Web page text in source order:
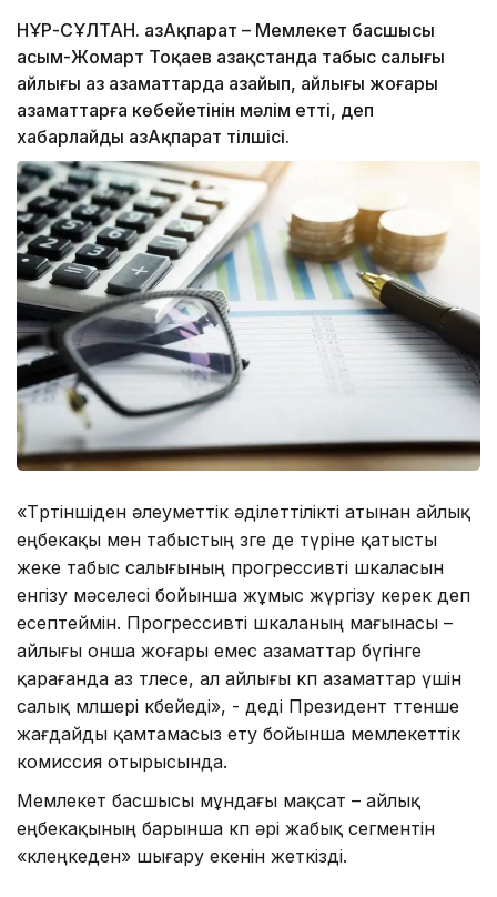
НҰР-СҰЛТАН. ҚазАқпарат – Мемлекет басшысы
Қасым-Жомарт Тоқаев Қазақстанда табыс салығы
айлығы аз азаматтарда азайып, айлығы жоғары
азаматтарға көбейетінін мәлім етті, деп
хабарлайды ҚазАқпарат тілшісі.
«Төртіншіден әлеуметтік әділеттілікті атынан айлық
еңбекақы мен табыстың өзге де түріне қатысты
жеке табыс салығының прогрессивті шкаласын
енгізу мәселесі бойынша жұмыс жүргізу керек деп
есептеймін. Прогрессивті шкаланың мағынасы –
айлығы онша жоғары емес азаматтар бүгінге
қарағанда аз төлесе, ал айлығы көп азаматтар үшін
салық мөлшері көбейеді», - деді Президент төтенше
жағдайды қамтамасыз ету бойынша мемлекеттік
комиссия отырысында.
Мемлекет басшысы мұндағы мақсат – айлық
еңбекақының барынша көп әрі жабық сегментін
«көлеңкеден» шығару екенін жеткізді.